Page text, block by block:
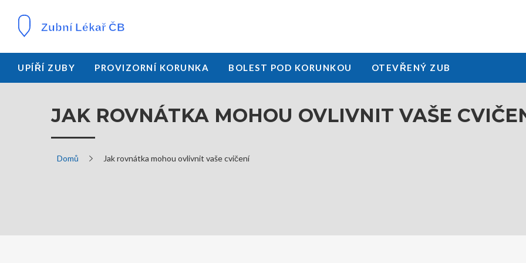
UPÍŘÍ ZUBY PROVIZORNÍ KORUNKA BOLEST POD KORUNKOU OTEVŘENÝ ZUB
JAK ROVNÁTKA MOHOU OVLIVNIT VAŠE
Domů Jak rovnátka mohou ovlivnit vaše cvičení